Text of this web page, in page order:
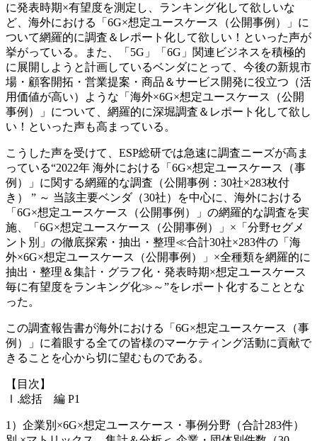
に発表時期×有望度を測定し、ランキング化して欲しいな
ど、海外における「6G×想定ユースケース（公開事例）」に
ついて網羅的に調査＆レポート化して欲しい！といった声が
挙がっている。また、「5G」「6G」関連ビジネスを積極的
に展開しようと計画しているベンダにとって、今後の新規市
場・顧客開拓・営業提案・商品＆サービス開発に役立つ（活
用価値が高い）ような「海外×6G×想定ユースケース（公開
事例）」について、網羅的に深堀調査＆レポート化して欲し
い！といった声も高まっている。
こうした声を受けて、ESP総研では急速に調査ニーズが高ま
っている“2022年 海外における「6G×想定ユースケース（事
例）」に関する網羅的な調査（公開事例：30社×283枚付
き） ” ～ 当該主要ベンダ（30社）を中心に、海外における
「6G×想定ユースケース（公開事例）」の網羅的な調査を実
施、「6G×想定ユースケース（公開事例）」×「分野セグメ
ント別」の徹底探索・抽出・整理≪合計30社×283件の「海
外×6G×想定ユースケース（公開事例）」×全種類を網羅的に
抽出・整理＆集計・グラフ化・発表時期×想定ユースケース
毎に有望度をランキング化≫～”をレポート化することとな
った。
この調査報告書が海外における「6G×想定ユースケース（事
例）」に着眼する全ての皆様のマーケティング活動に貢献で
きることを心から切に望むものである。
【目次】
Ⅰ.総括 編 P1
1）企業別×6G×想定ユースケース・事例分野（合計283件）